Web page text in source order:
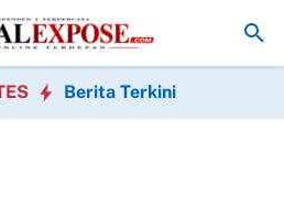
Bisa Berujung Masalah Hukum? Ini
Berita Terkini